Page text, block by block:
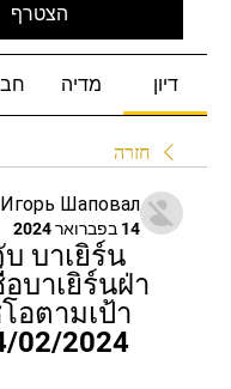
הצטרף
דיון מדיה
חזרה
Игорь Шаповал
14 בפברואר 2024
บาเยิร์น
บาเยิร์นฝ่า
อตามเป้า
02/2024